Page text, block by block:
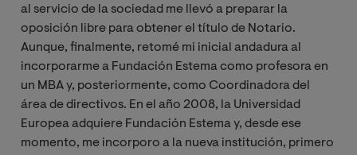
al servicio de la sociedad me llevó a preparar la
oposición libre para obtener el título de Notario.
Aunque, finalmente, retomé mi inicial andadura al
incorporarme a Fundación Estema como profesora en
un MBA y, posteriormente, como Coordinadora del
área de directivos. En el año 2008, la Universidad
Europea adquiere Fundación Estema y, desde ese
momento, me incorporo a la nueva institución, primero